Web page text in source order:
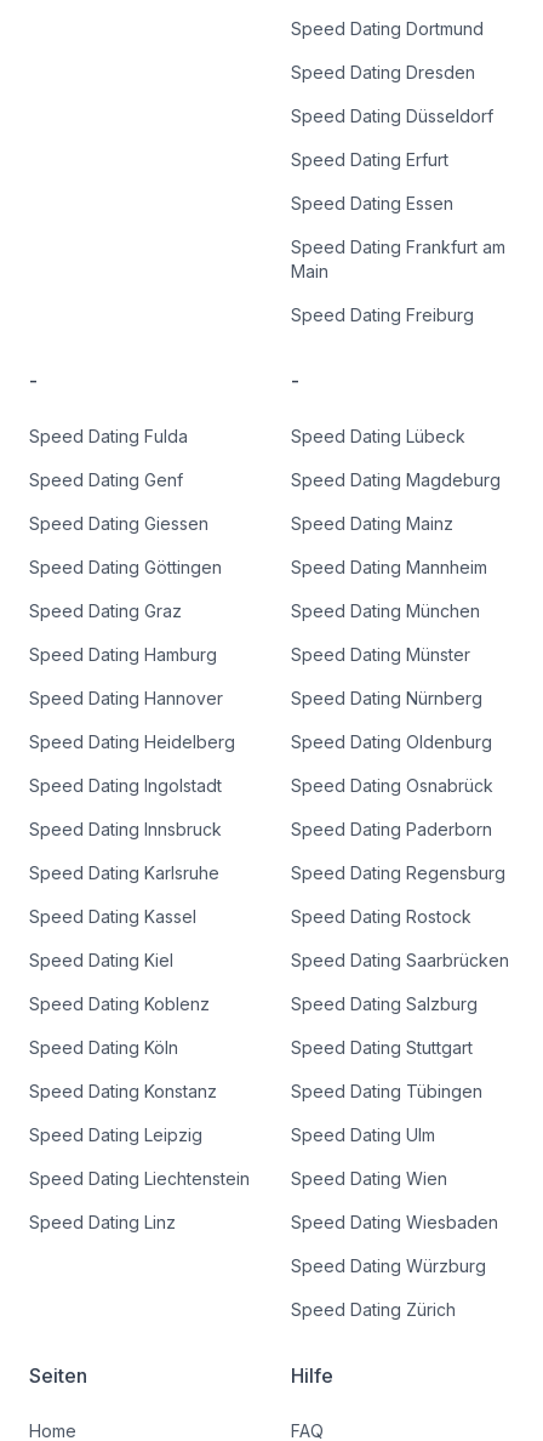
Speed Dating Dortmund
Speed Dating Dresden
Speed Dating Düsseldorf
Speed Dating Erfurt
Speed Dating Essen
Speed Dating Frankfurt am
Main
Speed Dating Freiburg
-
Speed Dating Fulda
Speed Dating Genf
Speed Dating Giessen
Speed Dating Göttingen
Speed Dating Graz
Speed Dating Hamburg
Speed Dating Hannover
Speed Dating Heidelberg
Speed Dating Ingolstadt
Speed Dating Innsbruck
Speed Dating Karlsruhe
Speed Dating Kassel
Speed Dating Kiel
Speed Dating Koblenz
Speed Dating Köln
Speed Dating Konstanz
Speed Dating Leipzig
Speed Dating Liechtenstein
Speed Dating Linz
-
Speed Dating Lübeck
Speed Dating Magdeburg
Speed Dating Mainz
Speed Dating Mannheim
Speed Dating München
Speed Dating Münster
Speed Dating Nürnberg
Speed Dating Oldenburg
Speed Dating Osnabrück
Speed Dating Paderborn
Speed Dating Regensburg
Speed Dating Rostock
Speed Dating Saarbrücken
Speed Dating Salzburg
Speed Dating Stuttgart
Speed Dating Tübingen
Speed Dating Ulm
Speed Dating Wien
Speed Dating Wiesbaden
Speed Dating Würzburg
Speed Dating Zürich
Seiten
Home
Hilfe
FAQ